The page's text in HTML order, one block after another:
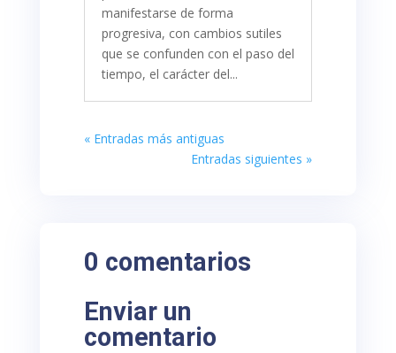
manifestarse de forma
progresiva, con cambios sutiles
que se confunden con el paso del
tiempo, el carácter del...
« Entradas más antiguas
Entradas siguientes »
0 comentarios
Enviar un
comentario